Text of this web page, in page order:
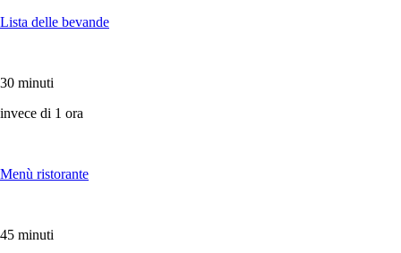
Lista delle bevande
30 minuti
invece di 1 ora
Menù ristorante
45 minuti